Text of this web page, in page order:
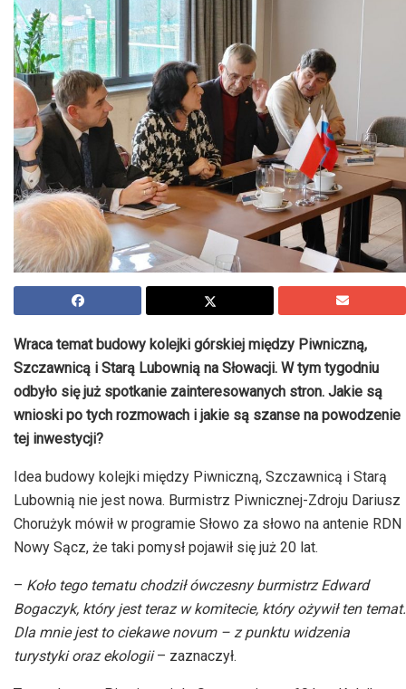
Wraca temat budowy kolejki górskiej między Piwniczną,
Szczawnicą i Starą Lubownią na Słowacji. W tym tygodniu
odbyło się już spotkanie zainteresowanych stron. Jakie są
wnioski po tych rozmowach i jakie są szanse na powodzenie
tej inwestycji?
Idea budowy kolejki między Piwniczną, Szczawnicą i Starą
Lubownią nie jest nowa. Burmistrz Piwnicznej-Zdroju Dariusz
Chorużyk mówił w programie Słowo za słowo na antenie RDN
Nowy Sącz, że taki pomysł pojawił się już 20 lat.
– Koło tego tematu chodził ówczesny burmistrz Edward
Bogaczyk, który jest teraz w komitecie, który ożywił ten temat.
Dla mnie jest to ciekawe novum – z punktu widzenia
turystyki oraz ekologii– zaznaczył.